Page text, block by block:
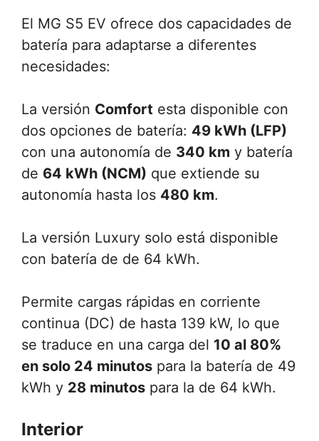
El MG S5 EV ofrece dos capacidades de
batería para adaptarse a diferentes
necesidades:
La versión Comfort esta disponible con
dos opciones de batería: 49 kWh (LFP)
con una autonomía de 340 km y batería
de 64 kWh (NCM) que extiende su
autonomía hasta los 480 km.
La versión Luxury solo está disponible
con batería de de 64 kWh.
Permite cargas rápidas en corriente
continua (DC) de hasta 139 kW, lo que
se traduce en una carga del 10 al 80%
en solo 24 minutos para la batería de 49
kWh y 28 minutos para la de 64 kWh.
Interior